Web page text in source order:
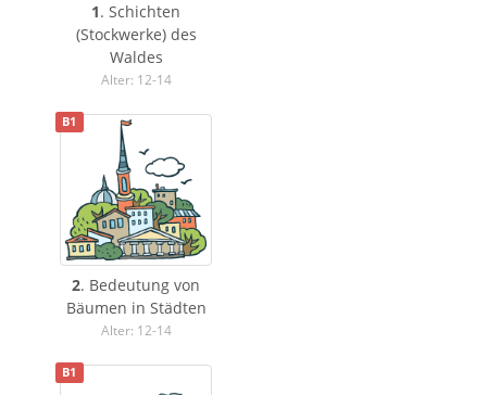
1. Schichten
(Stockwerke) des
Waldes
Alter: 12-14
2. Bedeutung von
Bäumen in Städten
Alter: 12-14
B1
B1